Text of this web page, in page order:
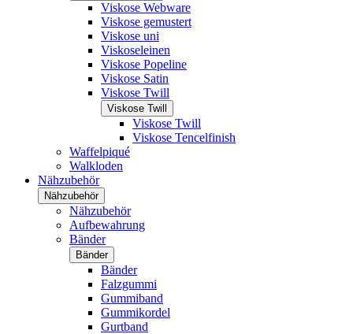
Viskose Webware
Viskose gemustert
Viskose uni
Viskoseleinen
Viskose Popeline
Viskose Satin
Viskose Twill
Viskose Twill
Viskose Twill
Viskose Tencelfinish
Waffelpiqué
Walkloden
Nähzubehör
Nähzubehör
Nähzubehör
Aufbewahrung
Bänder
Bänder
Bänder
Falzgummi
Gummiband
Gummikordel
Gurtband